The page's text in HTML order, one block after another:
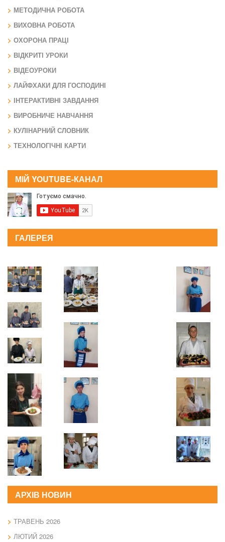
МЕТОДИЧНА РОБОТА
ВИХОВНА РОБОТА
ОХОРОНА ПРАЦІ
ВІДКРИТІ УРОКИ
ВІДЕОУРОКИ
ЛАЙФХАКИ ДЛЯ ГОСПОДИНІ
ІНТЕРАКТИВНІ ЗАВДАННЯ
ВИРОБНИЧЕ НАВЧАННЯ
КУЛІНАРНИЙ СЛОВНИК
ТЕХНОЛОГІЧНІ КАРТИ
МІЙ YOUTUBE-КАНАЛ
ГАЛЕРЕЯ
АРХІВ НОВИН
ТРАВЕНЬ 2026
ЛЮТИЙ 2026